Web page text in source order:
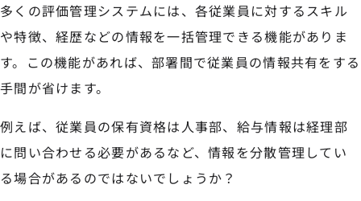
多くの評価管理システムには、各従業員に対するスキル
や特徴、経歴などの情報を一括管理できる機能がありま
す。この機能があれば、部署間で従業員の情報共有をする
手間が省けます。
例えば、従業員の保有資格は人事部、給与情報は経理部
に問い合わせる必要があるなど、情報を分散管理してい
る場合があるのではないでしょうか？